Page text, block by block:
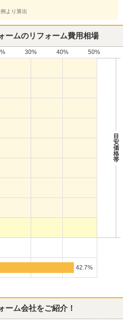
より算出
ームのリフォーム費用相場
30% 40%
50%
目
安
価
格
帯
42.7%
ーム会社をご紹介！